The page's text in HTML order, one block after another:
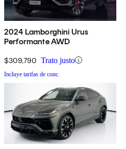
2024 Lamborghini Urus
Performante AWD
$309,790 Trato justo
Incluye tarifas de conc.